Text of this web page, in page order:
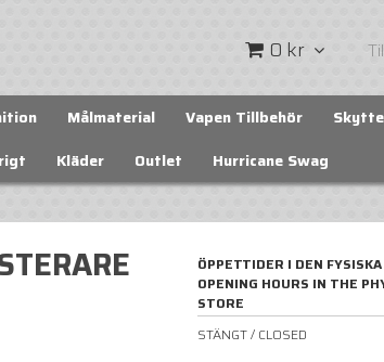
0 kr
Målmaterial Vapen Tillbehör
Kläder Outlet Hurricane Swag
ÖPPETTIDER I DEN
OPENING HOURS IN THE
STORE
STÄNGT / CLOSED